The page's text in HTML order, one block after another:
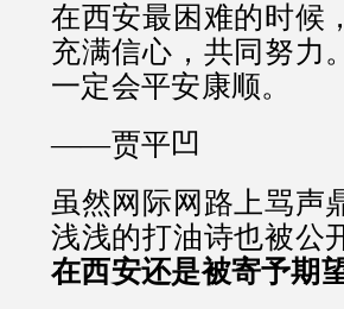
在西安最困难的时候
充满信心，共同努力
一定会平安康顺。
——贾平凹
虽然网际网路上骂声
浅浅的打油诗也被公
在西安还是被寄予期